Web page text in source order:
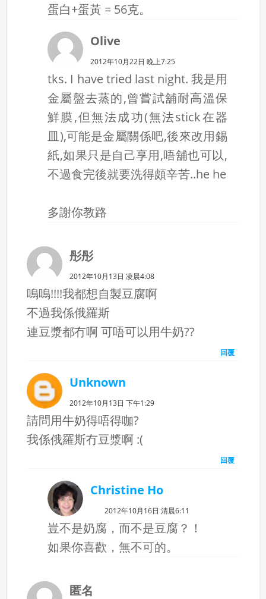
蛋白+蛋黃 = 56克。
Olive
2012年10月22日 晚上7:25
tks. I have tried last night. 我是用
金屬盤去蒸的,曾嘗試舖耐高溫保
鮮膜,但無法成功(無法stick在器
皿),可能是金屬關係吧,後來改用錫
紙,如果只是自己享用,唔舖也可以,
不過食完後就要洗得頗辛苦..he he
多謝你教路
彤彤
2012年10月13日 凌晨4:08
嗚嗚!!!!我都想自製豆腐啊
不過我係俄羅斯
連豆漿都冇啊 可唔可以用牛奶??
回覆
Unknown
2012年10月13日 下午1:29
請問用牛奶得唔得咖?
我係俄羅斯冇豆漿啊 :(
回覆
Christine Ho
2012年10月16日 清晨6:11
豈不是奶腐，而不是豆腐？！
如果你喜歡，無不可的。
匿名